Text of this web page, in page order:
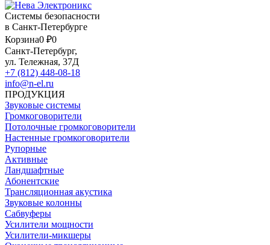
Системы безопасности
в Санкт-Петербурге
Корзина0 ₽0
Санкт-Петербург,
ул. Тележная, 37Д
+7 (812) 448-08-18
info@n-el.ru
ПРОДУКЦИЯ
Звуковые системы
Громкоговорители
Потолочные громкоговорители
Настенные громкоговорители
Рупорные
Активные
Ландшафтные
Абонентские
Трансляционная акустика
Звуковые колонны
Сабвуферы
Усилители мощности
Усилители-микшеры